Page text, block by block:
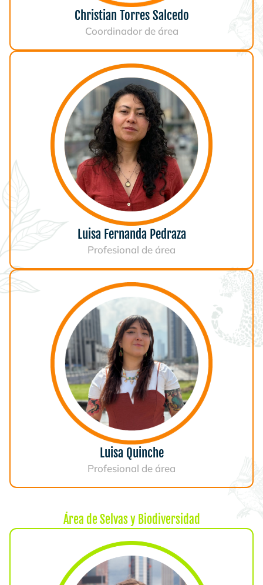
Christian Torres Salcedo
Coordinador de área
Luisa Fernanda Pedraza
Profesional de área
Luisa Quinche
Profesional de área
Área de Selvas y Biodiversidad